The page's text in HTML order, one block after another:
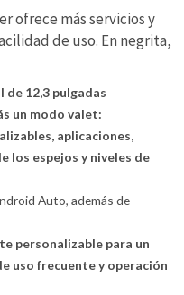
ofrece más servicios y
de uso. En negrita,
12,3 pulgadas
un modo valet:
aplicaciones,
los espejos y niveles de
Auto, además de
personalizable para un
uso frecuente y operación